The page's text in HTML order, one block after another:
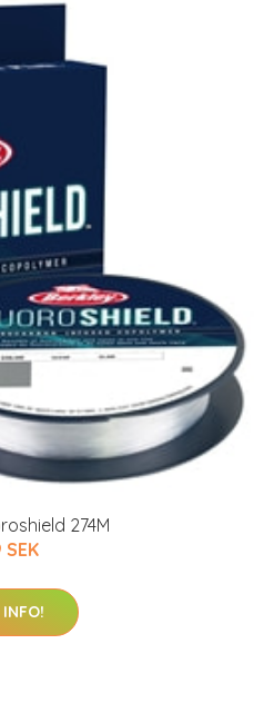
274M
SEK
INFO!